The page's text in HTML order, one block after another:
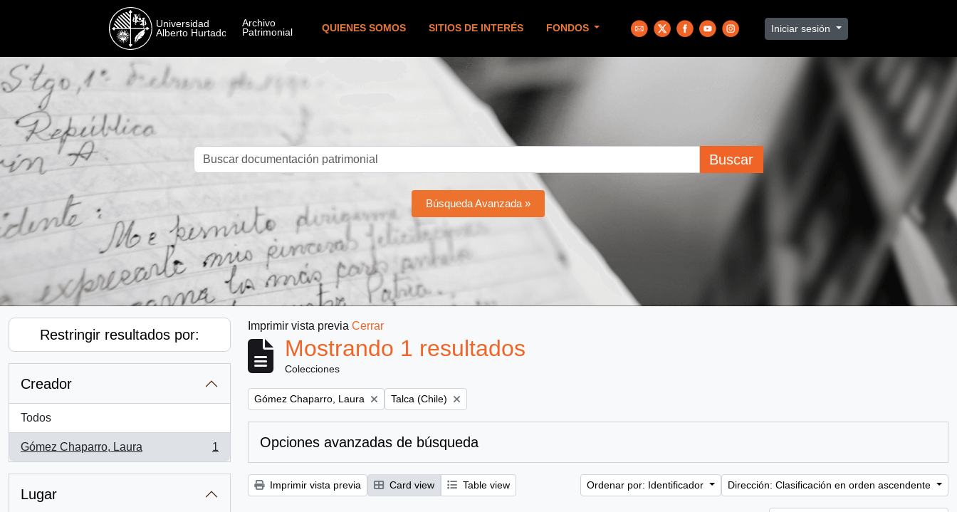
QUIENES SOMOS SITIOS DE INTERÉS FONDOS Iniciar sesión
Buscar
Búsqueda Avanzada »
Restringir resultados por:
Creador
Todos
Gómez Chaparro, Laura
, 1 resultados
1
Lugar
Imprimir vista previa Cerrar
Mostrando 1 resultados
Colecciones
Remove filter:
Gómez Chaparro, Laura Remove filter:
Talca (Chile)
Opciones avanzadas de búsqueda
Imprimir vista previa Card view Table view Ordenar por: Identificador Dirección: Clasificación en orden ascendente